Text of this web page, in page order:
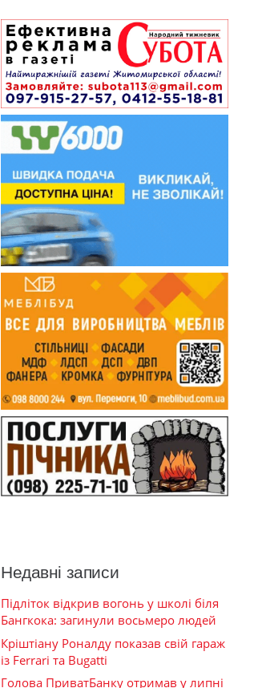
Недавні записи
Підліток відкрив вогонь у школі біля
Бангкока: загинули восьмеро людей
Кріштіану Роналду показав свій гараж
із Ferrari та Bugatti
Голова ПриватБанку отримав у липні